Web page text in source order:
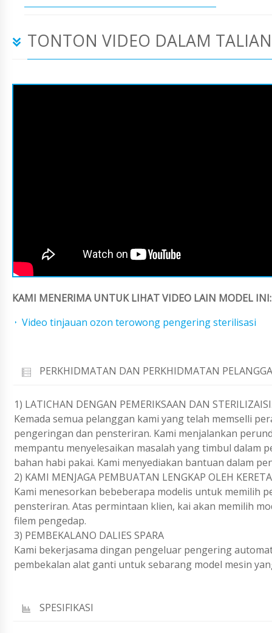
TONTON VIDEO DALAM TALIAN
KAMI MENERIMA UNTUK LIHAT VIDEO LAIN MODEL INI:
Video tinjauan ozon terowong pengering sterilisasi
PERKHIDMATAN DAN PERKHIDMATAN
1) LATICHAN DENGAN PEMERIKSAAN DAN
Kemada semua pelanggan kami yang telah memselli
pengeringan dan pensteriran. Kami menjalankan
mempantu menyelesaikan masalah yang timbul dalam
bahan habi pakai. Kami menyediakan bantuan dalam
2) KAMI MENJAGA PEMBUATAN LENGKAP OLEH
Kami menesorkan bebeberapa modelis untuk memilih
pensteriran. Atas permintaan klien, kai akan memilih
filem pengedap.
3) PEMBEKALANO DALIES SPARA
Kami bekerjasama dingan pengeluar pengering
pembekalan alat ganti untuk sebarang model mesin
SPESIFIKASI